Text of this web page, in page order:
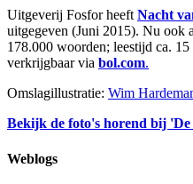
Uitgeverij Fosfor heeftNacht
uitgegeven (Juni 2015). Nu ook
178.000 woorden; leestijd ca.
verkrijgbaar via bol.com.
Omslagillustratie: Wim
Bekijk de foto's horend bij 'De
Weblogs